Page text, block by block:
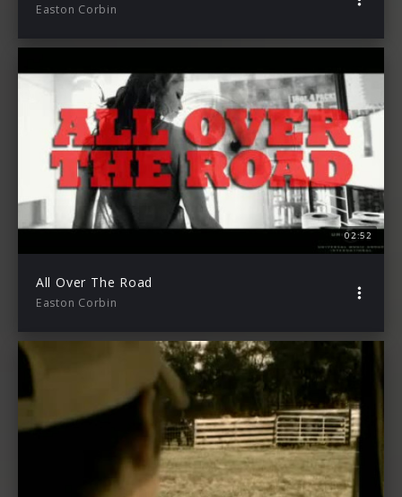
Easton Corbin
02:52
All Over The Road
Easton Corbin